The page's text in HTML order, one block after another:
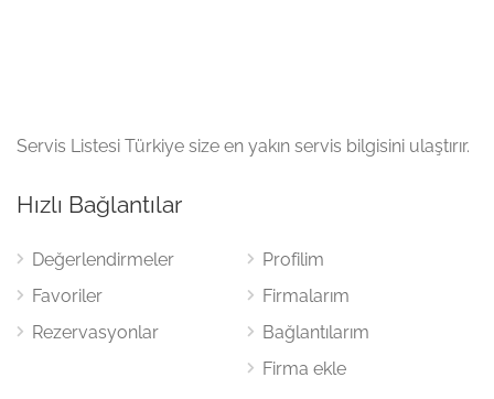
Servis Listesi Türkiye size en yakın servis bilgisini ulaştırır.
Hızlı Bağlantılar
Değerlendirmeler
Favoriler
Rezervasyonlar
Profilim
Firmalarım
Bağlantılarım
Firma ekle